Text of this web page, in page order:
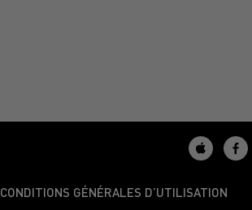
CONDITIONS GÉNÉRALES D’UTILISATION